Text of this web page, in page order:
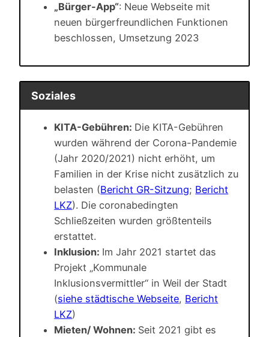
„Bürger-App“: Neue Webseite mit
neuen bürgerfreundlichen Funktionen
beschlossen, Umsetzung 2023
Soziales
KITA-Gebühren: Die KITA-Gebühren
wurden während der Corona-Pandemie
(Jahr 2020/2021) nicht erhöht, um
Familien in der Krise nicht zusätzlich zu
belasten (Bericht GR-Sitzung; Bericht
LKZ). Die coronabedingten
Schließzeiten wurden größtenteils
erstattet.
Inklusion: Im Jahr 2021 startet das
Projekt „Kommunale
Inklusionsvermittler“ in Weil der Stadt
(siehe städtische Webseite, Bericht
LKZ)
Mieten/ Wohnen: Seit 2021 gibt es